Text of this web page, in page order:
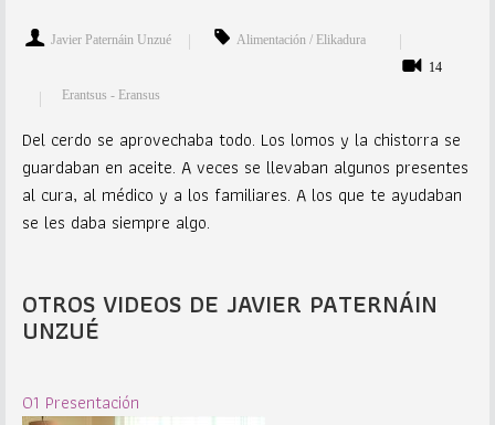
Javier Paternáin Unzué
Alimentación / Elikadura
14
Erantsus - Eransus
Del cerdo se aprovechaba todo. Los lomos y la chistorra se
guardaban en aceite. A veces se llevaban algunos presentes
al cura, al médico y a los familiares. A los que te ayudaban
se les daba siempre algo.
OTROS VIDEOS DE JAVIER PATERNÁIN
UNZUÉ
01 Presentación